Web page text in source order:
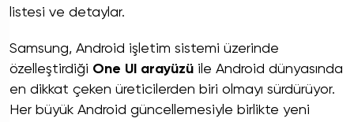
listesi ve detaylar.
Samsung, Android işletim sistemi üzerinde
özelleştirdiği One UI arayüzü ile Android dünyasında
en dikkat çeken üreticilerden biri olmayı sürdürüyor.
Her büyük Android güncellemesiyle birlikte yeni